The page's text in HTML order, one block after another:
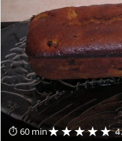
⏱ 60 min★★★★★